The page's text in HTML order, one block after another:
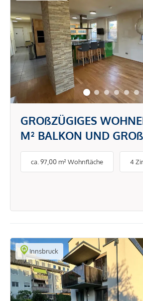
GROßZÜGIGES
M² BALKON UND
WOHNKÜCHE
ca. 97,00 m² Wohnfläche 4
Innsbruck